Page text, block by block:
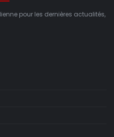
pour les dernières actualités,